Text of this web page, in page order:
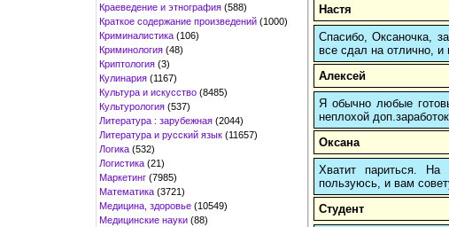
Краеведение и этнография (588)
Краткое содержание произведений (1000)
Криминалистика (106)
Криминология (48)
Криптология (3)
Кулинария (1167)
Культура и искусство (8485)
Культурология (537)
Литература : зарубежная (2044)
Литература и русский язык (11657)
Логика (532)
Логистика (21)
Маркетинг (7985)
Математика (3721)
Медицина, здоровье (10549)
Медицинские науки (88)
Настя
Спасибо, Оксаночка,
все сдал на отлично, и
Алексей
Я обычно любые
неплохой
Оксана
Хватит париться.
пользуюсь, и вам
Студент